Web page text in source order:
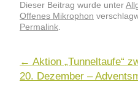
Dieser Beitrag wurde unter
Offenes Mikrophon
Permalink.
← Aktion „Tunneltaufe“
20. Dezember –